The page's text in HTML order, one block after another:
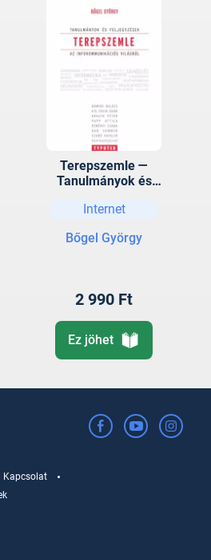
Terepszemle —
Tanulmányok és
infokommunikációs
Internet
Bőgel György
2 990 Ft
Ez jöhet
Kapcsolat